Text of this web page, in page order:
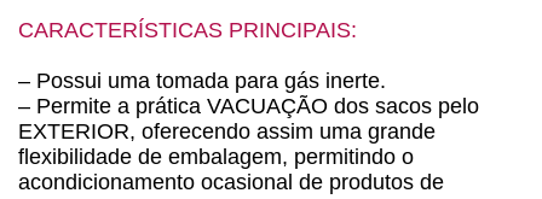
CARACTERÍSTICAS PRINCIPAIS:
– Possui uma tomada para gás inerte.
– Permite a prática VACUAÇÃO dos sacos pelo
EXTERIOR, oferecendo assim uma grande
flexibilidade de embalagem, permitindo o
acondicionamento ocasional de produtos de